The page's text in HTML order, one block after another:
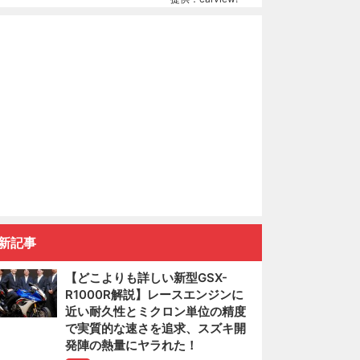
記事
【どこよりも詳しい新型GSX-
R1000R解説】レースエンジンに
近い耐久性とミクロン単位の精度
で実質的な速さを追求、スズキ開
発陣の熱量にヤラれた！